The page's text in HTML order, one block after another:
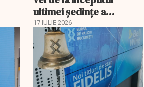
ultimei ședințe a
săptămânii
17 IULIE 2026